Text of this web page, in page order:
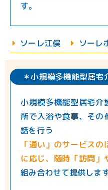
す。
ソーレ江俣 ソーレ
＊小規模多機能型居宅
小規模多機能型居宅介
所で入浴や食事、その
話を行う
「通い」のサービス
に応じ、随時「訪問」
組み合わせて提供します